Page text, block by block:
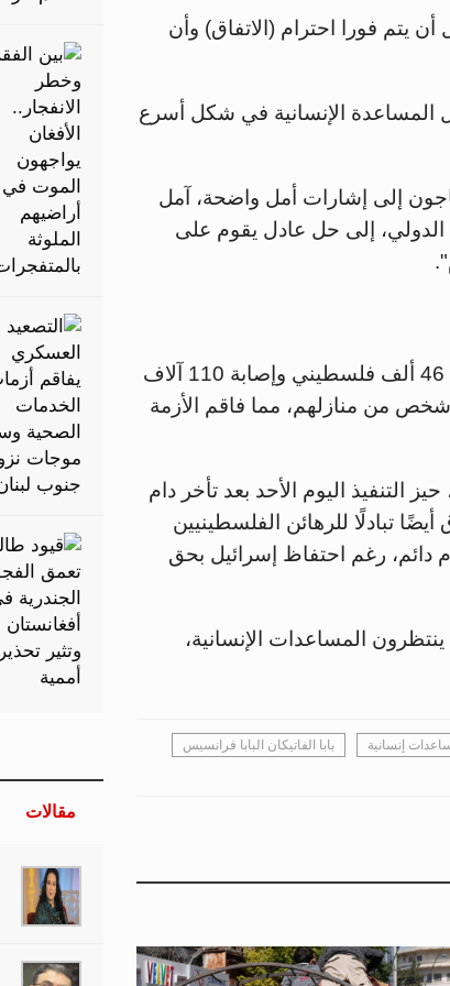
يتم فورا احترام (الاتفاق) وأن
المساعدة الإنسانية في شكل أسرع
إلى إشارات أمل واضحة، آمل
الدولي، إلى حل عادل يقوم على
أسفرت الحرب المستمرة منذ 15 شهرًا عن استشهاد أكثر من 46 ألف فلسطيني وإصابة 110 آلاف
نحو مليوني شخص من منازلهم، مما فاقم الأزمة
التنفيذ اليوم الأحد بعد تأخر دام
تبادلًا للرهائن الفلسطينيين
دائم، رغم احتفاظ إسرائيل بحق
ينتظرون المساعدات الإنسانية،
إنسانية
بابا الفاتيكان البابا فرانسيس
مقالات